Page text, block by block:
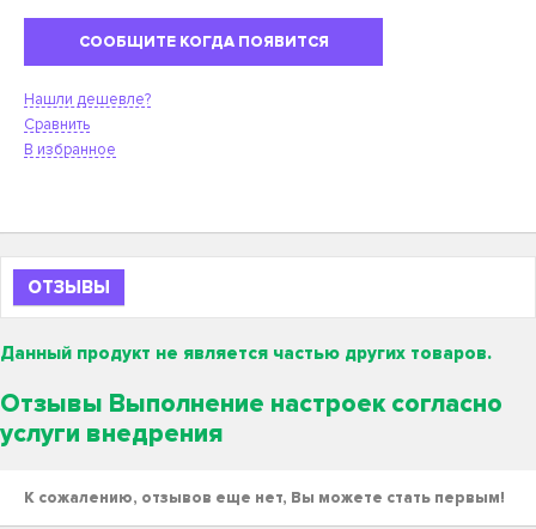
СООБЩИТЕ КОГДА ПОЯВИТСЯ
Нашли дешевле?
Сравнить
В избранное
ОТЗЫВЫ
Данный продукт не является частью других товаров.
Отзывы Выполнение настроек согласно
услуги внедрения
К сожалению, отзывов еще нет, Вы можете стать первым!